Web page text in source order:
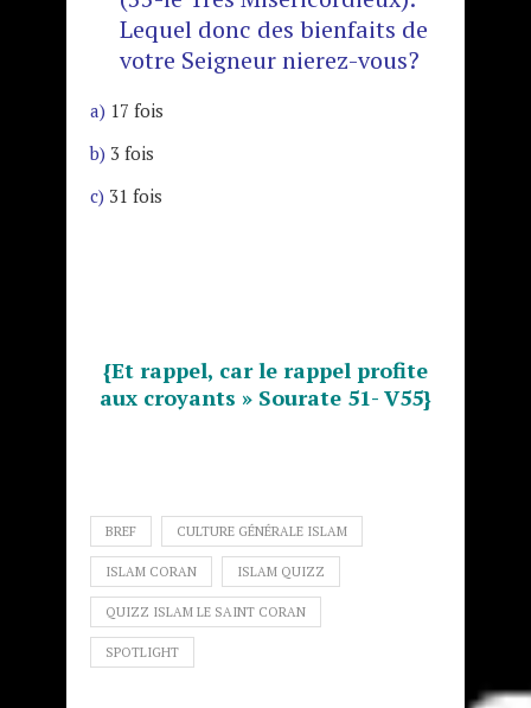
Lequel donc des bienfaits de
votre Seigneur nierez-vous?
a) 17 fois
b) 3 fois
c) 31 fois
{Et rappel, car le rappel profite
aux croyants » Sourate 51- V55}
BREF CULTURE GÉNÉRALE ISLAM
ISLAM CORAN ISLAM QUIZZ
QUIZZ ISLAM LE SAINT CORAN
SPOTLIGHT